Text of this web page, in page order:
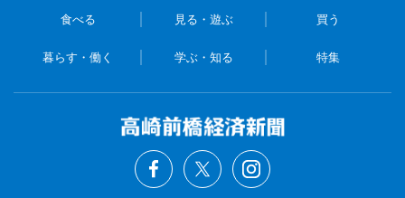
食べる 見る・遊ぶ 買う
暮らす・働く 学ぶ・知る 特集